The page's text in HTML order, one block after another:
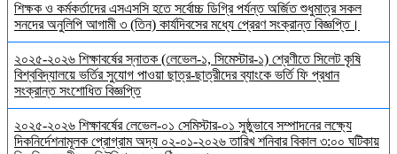
শিক্ষক ও কর্মকর্তাদের এসএসসি হতে সর্বোচ্চ ডিগ্রি পর্যন্ত অর্জিত শুধুমাত্র সকল
সনদের অনুলিপি আগামী ৩ (তিন) কার্যদিবসের মধ্যে প্রেরণ সংক্রান্ত বিজ্ঞপ্তি।
২০২৫-২০২৬ শিক্ষাবর্ষের স্নাতক (লেভেল-১, সিমেস্টার-১) শ্রেণীতে সিলেট কৃষি
বিশ্ববিদ্যালয়ে ভর্তির সুযোগ পাওয়া ছাত্র-ছাত্রীদের ব্যাংকে ভর্তি ফি প্রধান
সংক্রান্ত সংশোধিত বিজ্ঞপ্তি
২০২৫-২০২৬ শিক্ষাবর্ষের লেভেল-০১ সেমিস্টার-০১ সুষ্ঠুভাবে সম্পাদনের লক্ষ্যে
দিকনির্দেশনামূলক প্রোগ্রাম অদ্য ০২-০১-২০২৬ তারিখ শনিবার বিকাল ৩:০০ ঘটিকায়